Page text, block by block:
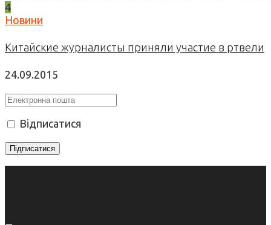
4
Новини
Китайские журналисты приняли участие в ртвели
24.09.2015
Відписатися